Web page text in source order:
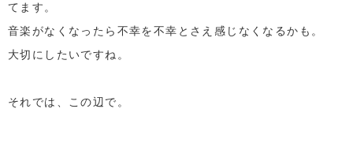
てます。
音楽がなくなったら不幸を不幸とさえ感じなくなるかも。
大切にしたいですね。
それでは、この辺で。